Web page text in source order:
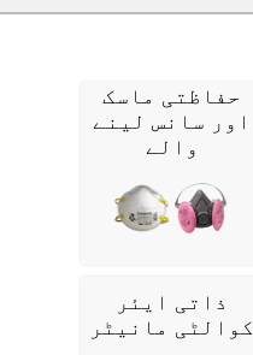
حفاظتی ماسک
اور سانس لینے
والے
ذاتی ایئر
کوالٹی مانیٹر